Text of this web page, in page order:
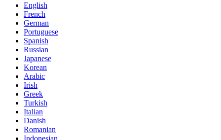
English
French
German
Portuguese
Spanish
Russian
Japanese
Korean
Arabic
Irish
Greek
Turkish
Italian
Danish
Romanian
Indonesian